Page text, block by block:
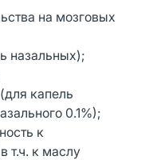
на мозговых
назальных);
капель
0.1%);
к
т.ч. к маслу